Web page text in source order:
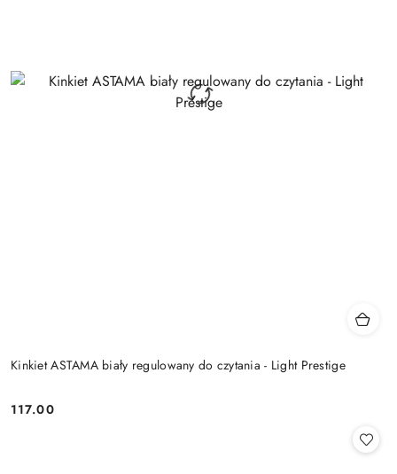
Kinkiet ASTAMA biały regulowany do czytania - Light Prestige
Cena:
117.00